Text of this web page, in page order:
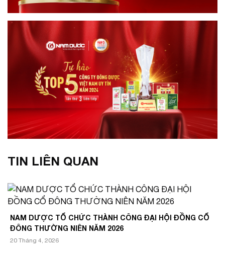
TIN LIÊN QUAN
NAM DƯỢC TỔ CHỨC THÀNH CÔNG ĐẠI HỘI ĐỒNG CỔ
ĐÔNG THƯỜNG NIÊN NĂM 2026
20 Tháng 4, 2026